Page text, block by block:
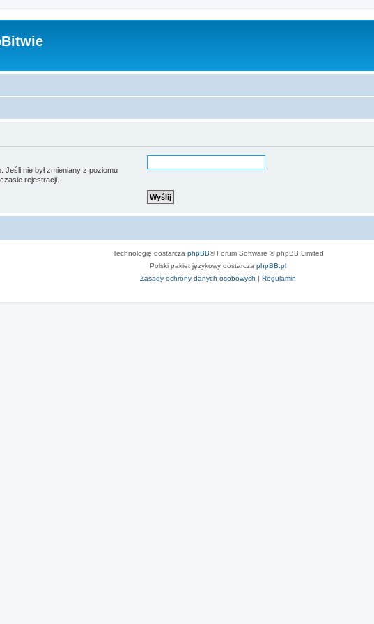
nie był zmieniany z poziomu
rejestracji.
Technologię dostarcza phpBB® Forum Software © phpBB Limited
Polski pakiet językowy dostarcza phpBB.pl
Zasady ochrony danych osobowych | Regulamin